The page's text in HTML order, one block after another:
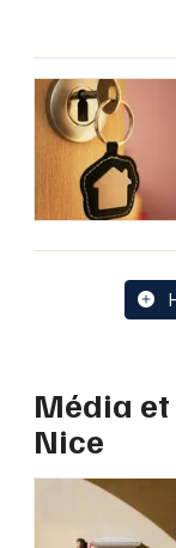
Média
Nice